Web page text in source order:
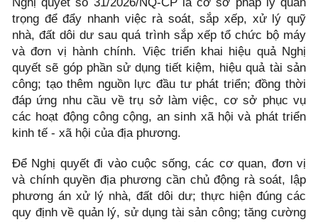
trọng để đẩy nhanh việc rà soát, sắp xếp, xử lý quỹ
nhà, đất dôi dư sau quá trình sắp xếp tổ chức bộ máy
và đơn vị hành chính. Việc triển khai hiệu quả Nghị
quyết sẽ góp phần sử dụng tiết kiệm, hiệu quả tài sản
công; tạo thêm nguồn lực đầu tư phát triển; đồng thời
đáp ứng nhu cầu về trụ sở làm việc, cơ sở phục vụ
các hoạt động công cộng, an sinh xã hội và phát triển
kinh tế - xã hội của địa phương.
Để Nghị quyết đi vào cuộc sống, các cơ quan, đơn vị
và chính quyền địa phương cần chủ động rà soát, lập
phương án xử lý nhà, đất dôi dư; thực hiện đúng các
quy định về quản lý, sử dụng tài sản công; tăng cường